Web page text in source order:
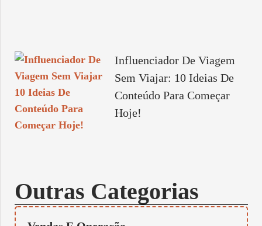
Influenciador De Viagem
Sem Viajar: 10 Ideias De
Conteúdo Para Começar
Hoje!
Outras Categorias